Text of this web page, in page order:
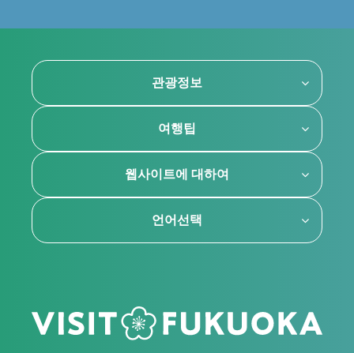
관광정보
여행팁
웹사이트에 대하여
언어선택